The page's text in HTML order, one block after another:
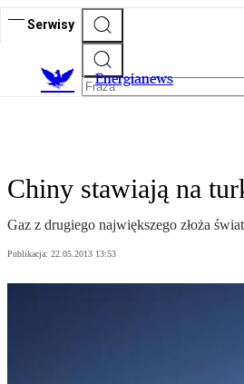
Serwisy
Energianews
Chiny stawiają na
Gaz z drugiego największego złoża
Publikacja: 22.05.2013 13:53